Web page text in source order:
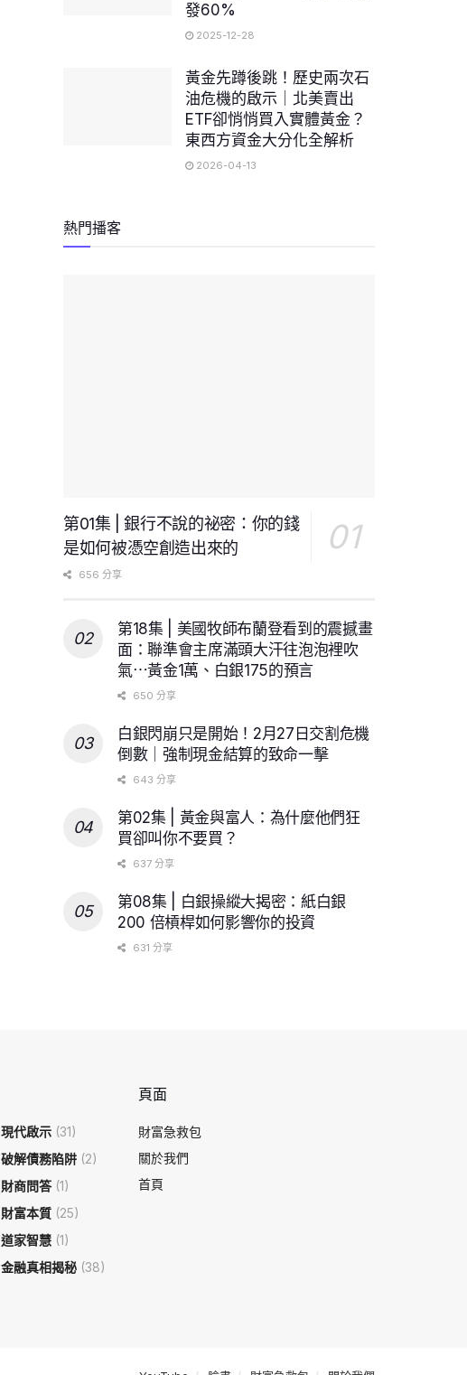
發60%
2025-12-28
黃金先蹲後跳！歷史兩次石
油危機的啟示｜北美賣出
ETF卻悄悄買入實體黃金？
東西方資金大分化全解析
2026-04-13
熱門播客
第01集 | 銀行不說的祕密：你的錢
是如何被憑空創造出來的
656 分享
第18集 | 美國牧師布蘭登看到的震撼畫
面：聯準會主席滿頭大汗往泡泡裡吹
氣⋯黃金1萬、白銀175的預言
650 分享
白銀閃崩只是開始！2月27日交割危機
倒數｜強制現金結算的致命一擊
643 分享
第02集 | 黃金與富人：為什麼他們狂
買卻叫你不要買？
637 分享
第08集 | 白銀操縱大揭密：紙白銀
200 倍槓桿如何影響你的投資
631 分享
現代啟示 (31)
破解債務陷阱 (2)
財商問答(1)
財富本質 (25)
道家智慧 (1)
金融真相揭秘 (38)
頁面
財富急救包
關於我們
首頁